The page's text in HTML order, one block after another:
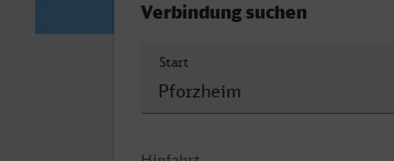
Verbindung suchen
Start